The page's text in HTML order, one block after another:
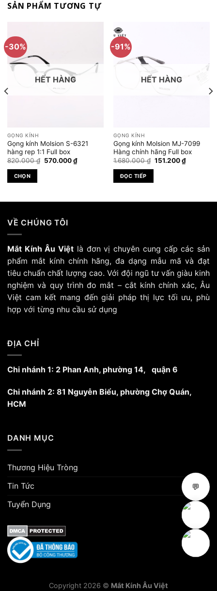
SẢN PHẨM TƯƠNG TỰ
-30%
HẾT HÀNG
GỌNG KÍNH
Gọng kính Molsion S-6321
hàng rep 1:1 Full box
820.000₫ Giá
570.000₫Giá
hiện
CHỌN
có
nhiều
thể.
Các
tùy
chọn
có
thể
được
trang
sản
-91%
HẾT HÀNG
GỌNG KÍNH
Gọng kính Molsion MJ-7099
Hàng chính hãng Full box
1.680.000₫ Giá
151.200₫Giá
hiện
ĐỌC TIẾP
₫.
VỀ CHÚNG TÔI
Mắt Kính Âu Việt là đơn vị chuyên cung cấp các sản
phẩm mắt kính chính hãng, đa dạng mẫu mã và đạt
tiêu chuẩn chất lượng cao. Với đội ngũ tư vấn giàu kinh
nghiệm và quy trình đo mắt – cắt kính chính xác, Âu
Việt cam kết mang đến giải pháp thị lực tối ưu, phù
hợp với từng nhu cầu sử dụng
ĐỊA CHỈ
Chi nhánh 1: 2 Phan Anh, phường 14, quận 6
Chi nhánh 2: 81 Nguyễn Biểu, phường Chợ Quán,
HCM
DANH MỤC
Thương Hiệu Tròng
Tin Tức
Tuyển Dụng
Copyright 2026 © Mắt Kính Âu Việt
💬